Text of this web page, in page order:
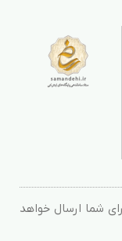
شما ارسال خواهد